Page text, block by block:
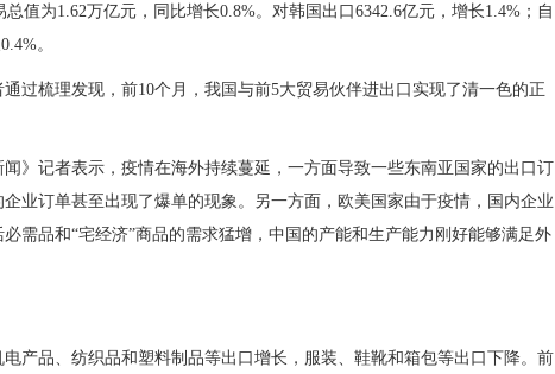
值为1.62万亿元，同比增长0.8%。对韩国出口6342.6亿元，增长1.4%；自
。
通过梳理发现，前10个月，我国与前5大贸易伙伴进出口实现了清一色的正
》记者表示，疫情在海外持续蔓延，一方面导致一些东南亚国家的出口订
业订单甚至出现了爆单的现象。另一方面，欧美国家由于疫情，国内企业
需品和“宅经济”商品的需求猛增，中国的产能和生产能力刚好能够满足外
产品、纺织品和塑料制品等出口增长，服装、鞋靴和箱包等出口下降。前